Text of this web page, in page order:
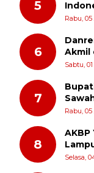
5
Rabu,
6
Akmil
Sabtu,
7
Rabu,
8
AKBP
Selasa,